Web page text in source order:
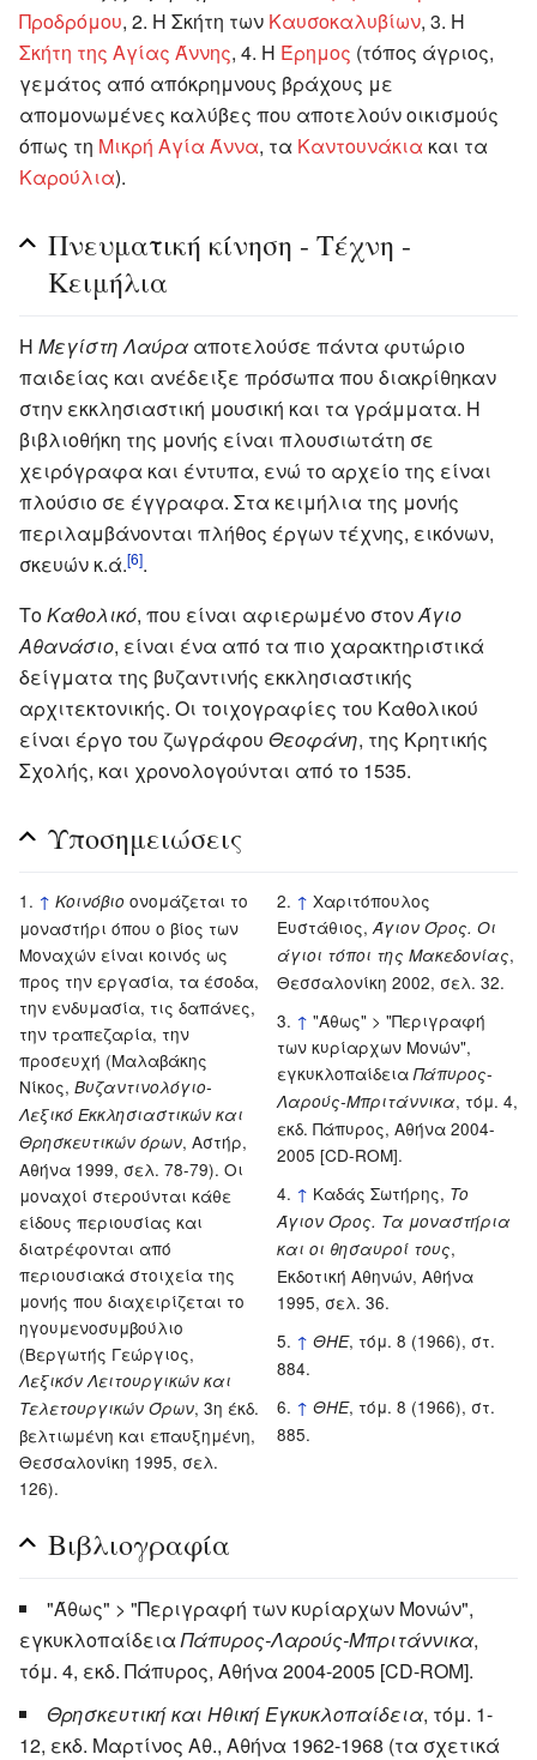
Προδρόμου, 2. Η Σκήτη των Καυσοκαλυβίων, 3. Η
Σκήτη της Αγίας Άννης, 4. Η Έρημος (τόπος άγριος,
γεμάτος από απόκρημνους βράχους με
απομονωμένες καλύβες που αποτελούν οικισμούς
όπως τη Μικρή Αγία Άννα, τα Καντουνάκια και τα
Καρούλια).
Πνευματική κίνηση - Τέχνη -
Κειμήλια
Η Μεγίστη Λαύρα αποτελούσε πάντα φυτώριο
παιδείας και ανέδειξε πρόσωπα που διακρίθηκαν
στην εκκλησιαστική μουσική και τα γράμματα. Η
βιβλιοθήκη της μονής είναι πλουσιωτάτη σε
χειρόγραφα και έντυπα, ενώ το αρχείο της είναι
πλούσιο σε έγγραφα. Στα κειμήλια της μονής
περιλαμβάνονται πλήθος έργων τέχνης, εικόνων,
σκευών κ.ά.[6].
ΤοΚαθολικό, που είναι αφιερωμένο στονΆγιο
Αθανάσιο, είναι ένα από τα πιο χαρακτηριστικά
δείγματα της βυζαντινής εκκλησιαστικής
αρχιτεκτονικής. Οι τοιχογραφίες του Καθολικού
είναι έργο του ζωγράφου Θεοφάνη, της Κρητικής
Σχολής, και χρονολογούνται από το 1535.
Υποσημειώσεις
↑ Κοινόβιο ονομάζεται το
μοναστήρι όπου ο βίος των
Μοναχών είναι κοινός ως
προς την εργασία, τα έσοδα,
την ενδυμασία, τις δαπάνες,
την τραπεζαρία, την
προσευχή (Μαλαβάκης
Νίκος, Βυζαντινολόγιο-
Λεξικό Εκκλησιαστικών και
Θρησκευτικών όρων, Αστήρ,
Αθήνα 1999, σελ. 78-79). Οι
μοναχοί στερούνται κάθε
είδους περιουσίας και
διατρέφονται από
περιουσιακά στοιχεία της
μονής που διαχειρίζεται το
ηγουμενοσυμβούλιο
(Βεργωτής Γεώργιος,
Λεξικόν Λειτουργικών και
Τελετουργικών Όρων, 3η έκδ.
βελτιωμένη και επαυξημένη,
Θεσσαλονίκη 1995, σελ.
126).
↑ Χαριτόπουλος
Ευστάθιος,Άγιον Όρος. Οι
άγιοι τόποι της Μακεδονίας,
Θεσσαλονίκη 2002, σελ. 32.
↑ "Άθως" > "Περιγραφή
των κυρίαρχων Μονών",
εγκυκλοπαίδειαΠάπυρος-
Λαρούς-Μπριτάννικα, τόμ. 4,
εκδ. Πάπυρος, Αθήνα 2004-
2005 [CD-ROM].
↑ Καδάς Σωτήρης, Το
Άγιον Όρος. Τα μοναστήρια
και οι θησαυροί τους,
Εκδοτική Αθηνών, Αθήνα
1995, σελ. 36.
↑ ΘΗΕ, τόμ. 8 (1966), στ.
884.
↑ ΘΗΕ, τόμ. 8 (1966), στ.
885.
Βιβλιογραφία
"Άθως" > "Περιγραφή των κυρίαρχων Μονών",
εγκυκλοπαίδεια Πάπυρος-Λαρούς-Μπριτάννικα,
τόμ. 4, εκδ. Πάπυρος, Αθήνα 2004-2005 [CD-ROM].
Θρησκευτική και Ηθική Εγκυκλοπαίδεια, τόμ. 1-
12, εκδ. Μαρτίνος Αθ., Αθήνα 1962-1968 (τα σχετικά